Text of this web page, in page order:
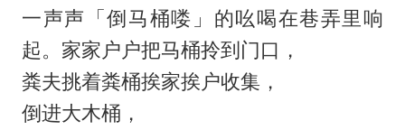
一声声「倒马桶喽」的吆喝在巷弄里响
起。家家户户把马桶拎到门口，
粪夫挑着粪桶挨家挨户收集，
倒进大木桶，